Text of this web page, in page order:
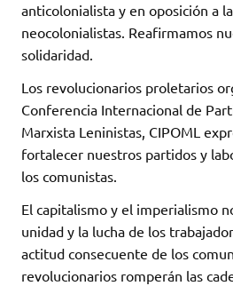
anticolonialista y en oposición a
neocolonialistas. Reafirmamos
solidaridad.
Los revolucionarios proletarios
Conferencia Internacional de
Marxista Leninistas, CIPOML
fortalecer nuestros partidos y
los comunistas.
El capitalismo y el imperialismo
unidad y la lucha de los
actitud consecuente de los
revolucionarios romperán las